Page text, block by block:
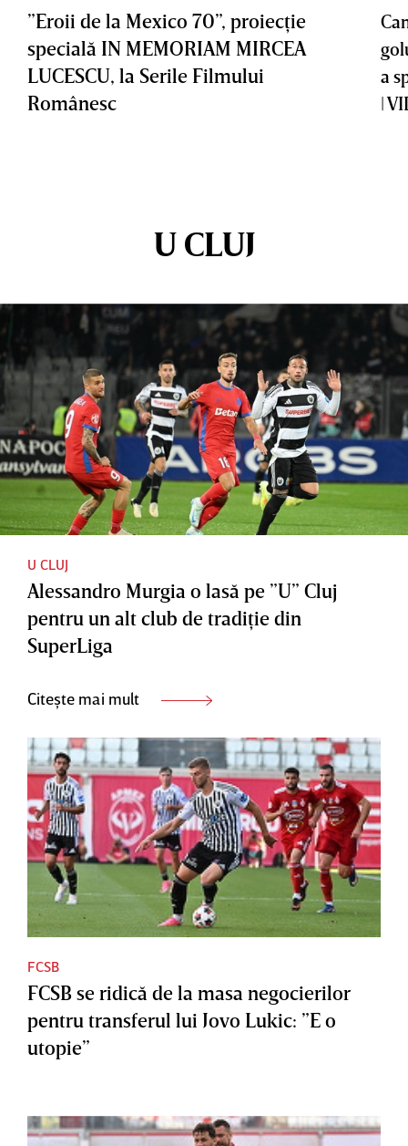
”Eroii de la Mexico 70”, proiecţie
specială IN MEMORIAM MIRCEA
LUCESCU, la Serile Filmului
Românesc
a
|
U CLUJ
U CLUJ
Alessandro Murgia o lasă pe ”U” Cluj
pentru un alt club de tradiţie din
SuperLiga
Citește mai mult
FCSB
FCSB se ridică de la masa negocierilor
pentru transferul lui Jovo Lukic: ”E o
utopie”